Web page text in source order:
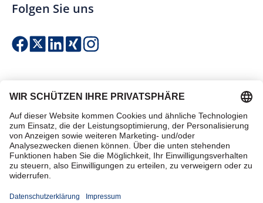
Folgen Sie uns
Einfach & sicher bezahlen
Zertifiziert einkaufen